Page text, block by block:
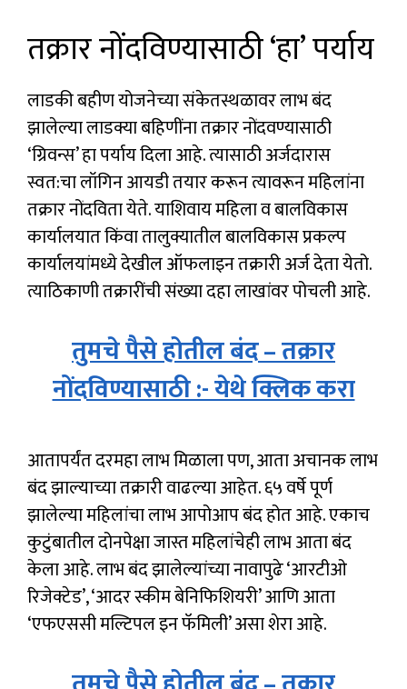
तक्रार नोंदविण्यासाठी ‘हा’ पर्याय
लाडकी बहीण योजनेच्या संकेतस्थळावर लाभ बंद
झालेल्या लाडक्या बहिणींना तक्रार नोंदवण्यासाठी
‘ग्रिवन्स’ हा पर्याय दिला आहे. त्यासाठी अर्जदारास
स्वत:चा लॉगिन आयडी तयार करून त्यावरून महिलांना
तक्रार नोंदविता येते. याशिवाय महिला व बालविकास
कार्यालयात किंवा तालुक्यातील बालविकास प्रकल्प
कार्यालयांमध्ये देखील ऑफलाइन तक्रारी अर्ज देता येतो.
त्याठिकाणी तक्रारींची संख्या दहा लाखांवर पोचली आहे.
तुमचे पैसे होतील बंद – तक्रार
नोंदविण्यासाठी :- येथे क्लिक करा
आतापर्यंत दरमहा लाभ मिळाला पण, आता अचानक लाभ
बंद झाल्याच्या तक्रारी वाढल्या आहेत. ६५ वर्षे पूर्ण
झालेल्या महिलांचा लाभ आपोआप बंद होत आहे. एकाच
कुटुंबातील दोनपेक्षा जास्त महिलांचेही लाभ आता बंद
केला आहे. लाभ बंद झालेल्यांच्या नावापुढे ‘आरटीओ
रिजेक्टेड’, ‘आदर स्कीम बेनिफिशियरी’ आणि आता
‘एफएससी मल्टिपल इन फॅमिली’ असा शेरा आहे.